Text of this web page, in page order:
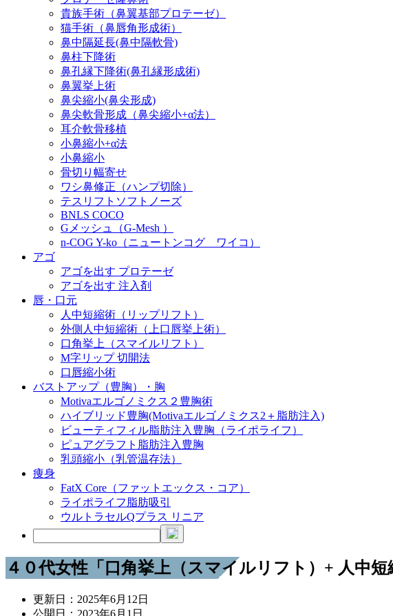
貴族手術（鼻翼基部プロテーゼ）
猫手術（鼻唇角形成術）
鼻中隔延長(鼻中隔軟骨)
鼻柱下降術
鼻孔縁下降術(鼻孔縁形成術)
鼻翼挙上術
鼻尖縮小(鼻尖形成)
鼻尖軟骨形成（鼻尖縮小+α法）
耳介軟骨移植
小鼻縮小+α法
小鼻縮小
骨切り幅寄せ
ワシ鼻修正（ハンプ切除）
テスリフトソフトノーズ
BNLS COCO
Gメッシュ（G-Mesh ）
n-COG Y-ko（ニュートンコグ ワイコ）
アゴ
アゴを出す プロテーゼ
アゴを出す 注入剤
唇・口元
人中短縮術（リップリフト）
外側人中短縮術（上口唇挙上術）
口角挙上（スマイルリフト）
M字リップ 切開法
口唇縮小術
バストアップ（豊胸）・胸
Motivaエルゴノミクス２豊胸術
ハイブリッド豊胸(Motivaエルゴノミクス2＋脂肪注入)
ビューティフィル脂肪注入豊胸（ライポライフ）
ピュアグラフト脂肪注入豊胸
乳頭縮小（乳管温存法）
痩身
FatX Core（ファットエックス・コア）
ライポライフ脂肪吸引
ウルトラセルQプラス リニア
４０代女性「口角挙上（スマイルリフト）+ 人中
更新日： 2025年6月12日
公開日： 2023年6月1日